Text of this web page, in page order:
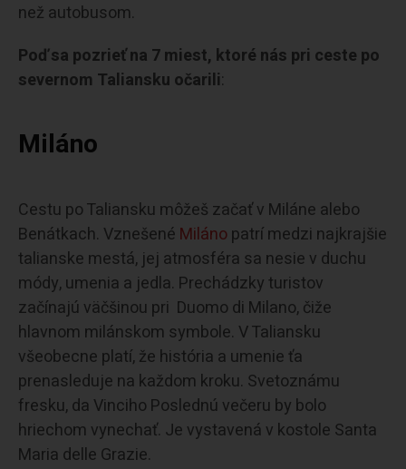
než autobusom.
Poď sa pozrieť na 7 miest, ktoré nás pri ceste po
severnom Taliansku očarili:
Miláno
Cestu po Taliansku môžeš začať v Miláne alebo
Benátkach. Vznešené Milánopatrí medzi najkrajšie
talianske mestá, jej atmosféra sa nesie v duchu
módy, umenia a jedla. Prechádzky turistov
začínajú väčšinou pri Duomo di Milano, čiže
hlavnom milánskom symbole. V Taliansku
všeobecne platí, že história a umenie ťa
prenasleduje na každom kroku. Svetoznámu
fresku, da Vinciho Poslednú večeru by bolo
hriechom vynechať. Je vystavená v kostole Santa
Maria delle Grazie.